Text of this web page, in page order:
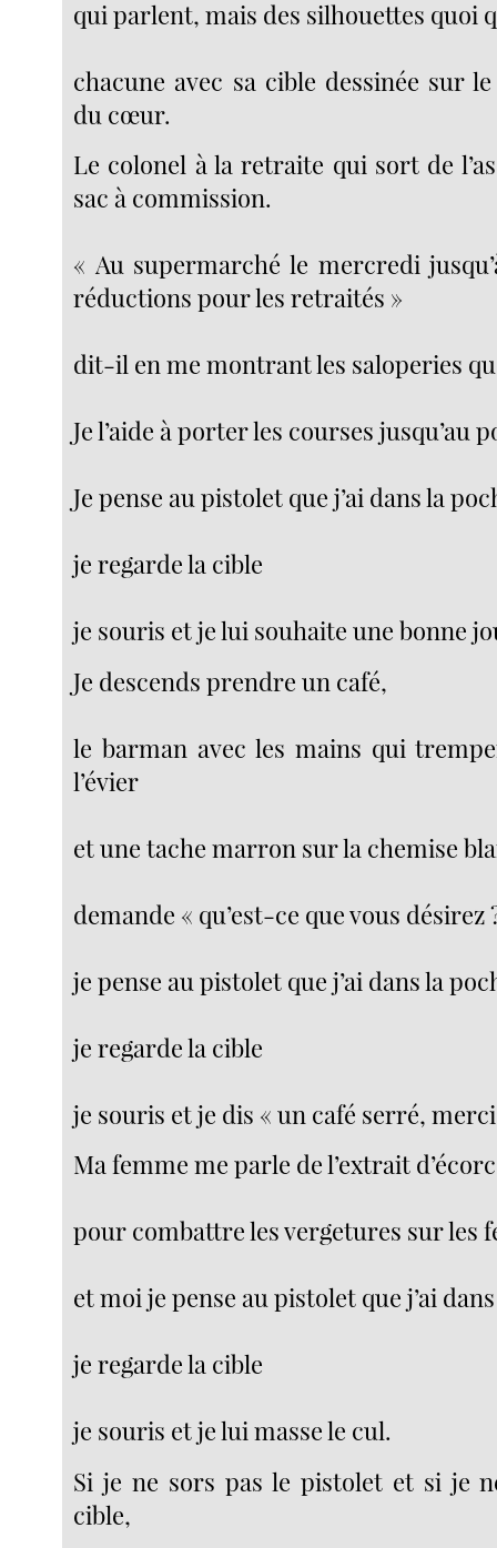
qui parlent, mais des silhouettes quoi
chacune avec sa cible dessinée sur
du cœur.
Le colonel à la retraite qui sort de
sac à commission.
« Au supermarché le mercredi
réductions pour les retraités »
dit-il en me montrant les saloperies
Je l’aide à porter les courses jusqu’au
Je pense au pistolet que j’ai dans la
je regarde la cible
je souris et je lui souhaite une bonne
Je descends prendre un café,
le barman avec les mains qui
l’évier
et une tache marron sur la chemise
demande « qu’est-ce que vous désirez
je pense au pistolet que j’ai dans la
je regarde la cible
je souris et je dis « un café serré,
Ma femme me parle de l’extrait
pour combattre les vergetures sur les
et moi je pense au pistolet que j’ai
je regarde la cible
je souris et je lui masse le cul.
Si je ne sors pas le pistolet et si je
cible,